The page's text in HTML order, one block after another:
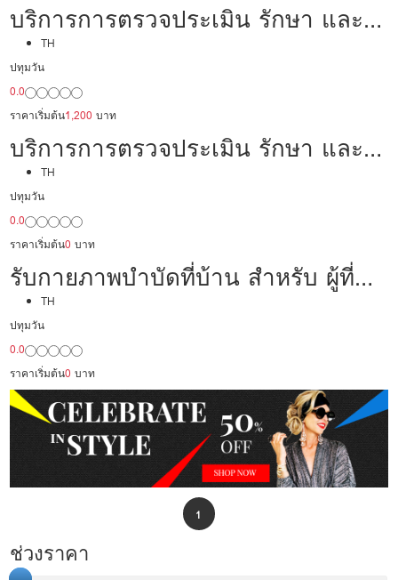
บริการการตรวจประเมิน รักษา และ
ฟื้นฟูด้วยวิธีการทางกายภาพบำบัด
TH
ปทุมวัน
0.0
ราคาเริ่มต้น1,200 บาท
บริการการตรวจประเมิน รักษา และ
ฟื้นฟูด้วยวิธีการทางกายภาพบำบัด
TH
ปทุมวัน
0.0
ราคาเริ่มต้น0 บาท
รับกายภาพบำบัดที่บ้าน สำหรับ ผู้ที่
ต้องการการฟื้นฟูต่อเนื่องจากโรง
พยาบาล
TH
ปทุมวัน
0.0
ราคาเริ่มต้น0 บาท
1
ช่วงราคา